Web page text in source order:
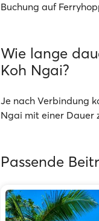
Buchung auf
Wie lange
Koh Ngai?
Je nach Verbindung
Ngai mit einer Dauer
Passende